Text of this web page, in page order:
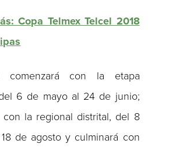
Copa Telmex Telcel 2018
comenzará con la etapa
6 de mayo al 24 de junio;
con la regional distrital, del 8
de agosto y culminará con